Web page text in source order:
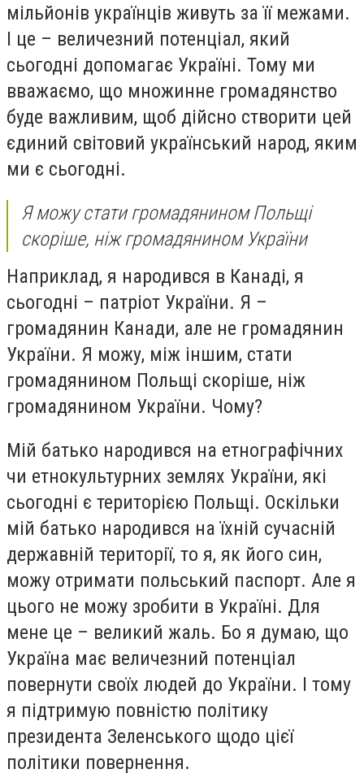
мільйонів українців живуть за її межами.
І це – величезний потенціал, який
сьогодні допомагає Україні. Тому ми
вважаємо, що множинне громадянство
буде важливим, щоб дійсно створити цей
єдиний світовий український народ, яким
ми є сьогодні.
Я можу стати громадянином Польщі
скоріше, ніж громадянином України
Наприклад, я народився в Канаді, я
сьогодні – патріот України. Я –
громадянин Канади, але не громадянин
України. Я можу, між іншим, стати
громадянином Польщі скоріше, ніж
громадянином України. Чому?
Мій батько народився на етнографічних
чи етнокультурних землях України, які
сьогодні є територією Польщі. Оскільки
мій батько народився на їхній сучасній
державній території, то я, як його син,
можу отримати польський паспорт. Але я
цього не можу зробити в Україні. Для
мене це – великий жаль. Бо я думаю, що
Україна має величезний потенціал
повернути своїх людей до України. І тому
я підтримую повністю політику
президента Зеленського щодо цієї
політики повернення.